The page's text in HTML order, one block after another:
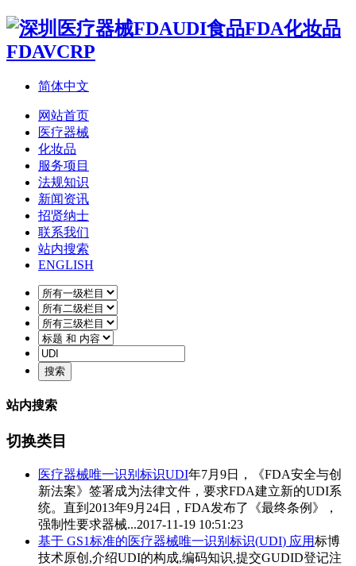
简体中文
网站首页
医疗器械
化妆品
服务项目
法规知识
新闻资讯
招贤纳士
联系我们
站内搜索
ENGLISH
站内搜索
切换类目
医疗器械唯一识别标识UDI年7月9日，《FDA安全与创
新法案》签署成为法律文件，要求FDA建立新的UDI系
统。直到2013年9月24日，FDA发布了《最终条例》，
强制性要求器械...2017-11-19 10:51:23
基于 GS1标准的医疗器械唯一识别标识(UDI) 应用标博
技术原创,介绍UDI的构成,编码知识,提交GUDID登记注